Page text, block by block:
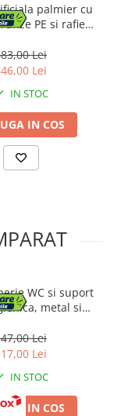
palmier cu
PE si rafie,
110x110x190
verde
Lei
Lei
IN STOC
IN COS
WC si suport
metal si
Lei
Lei
IN STOC
IN COS